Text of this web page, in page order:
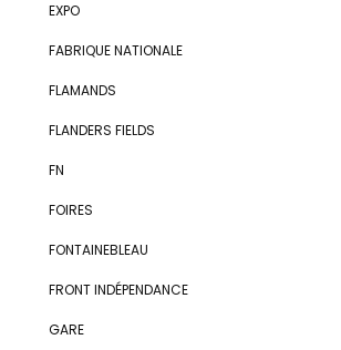
EXPO
FABRIQUE NATIONALE
FLAMANDS
FLANDERS FIELDS
FN
FOIRES
FONTAINEBLEAU
FRONT INDÉPENDANCE
GARE